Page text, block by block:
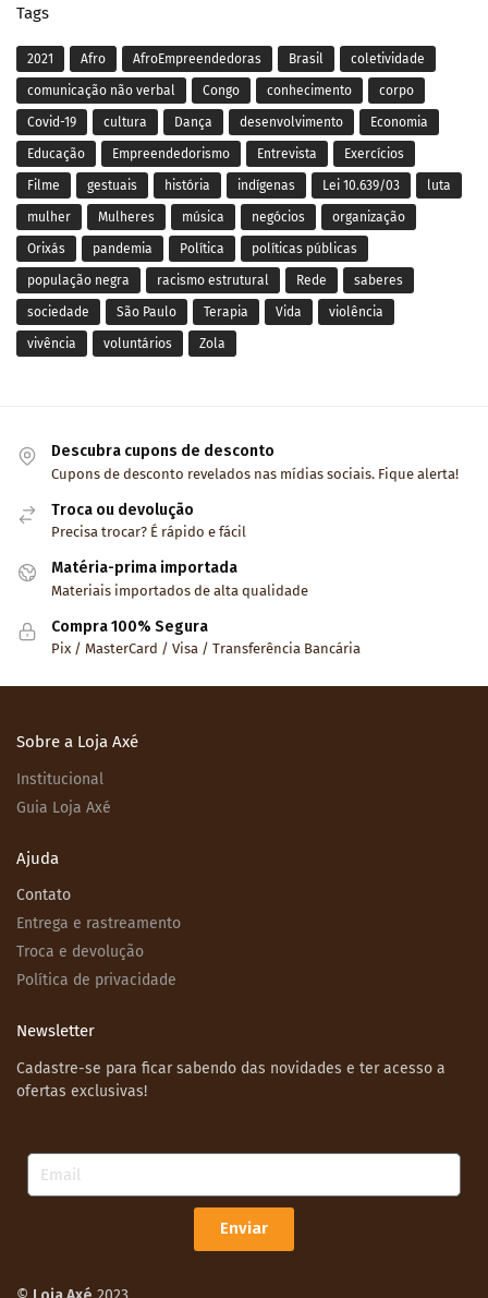
Tags
2021 Afro AfroEmpreendedoras Brasil coletividade
comunicação não verbal Congo conhecimento corpo
Covid-19 cultura Dança desenvolvimento Economia
Educação Empreendedorismo Entrevista Exercícios
Filme gestuais história indígenas Lei 10.639/03 luta
mulher Mulheres música negócios organização
Orixás pandemia Política políticas públicas
população negra racismo estrutural Rede saberes
sociedade São Paulo Terapia Vida violência
vivência voluntários Zola
Descubra cupons de desconto
Cupons de desconto revelados nas mídias sociais. Fique alerta!
Troca ou devolução
Precisa trocar? É rápido e fácil
Matéria-prima importada
Materiais importados de alta qualidade
Compra 100% Segura
Pix / MasterCard / Visa / Transferência Bancária
Sobre a Loja Axé
Institucional
Guia Loja Axé
Ajuda
Contato
Entrega e rastreamento
Troca e devolução
Política de privacidade
Newsletter
Cadastre-se para ficar sabendo das novidades e ter acesso a
ofertas exclusivas!
Enviar